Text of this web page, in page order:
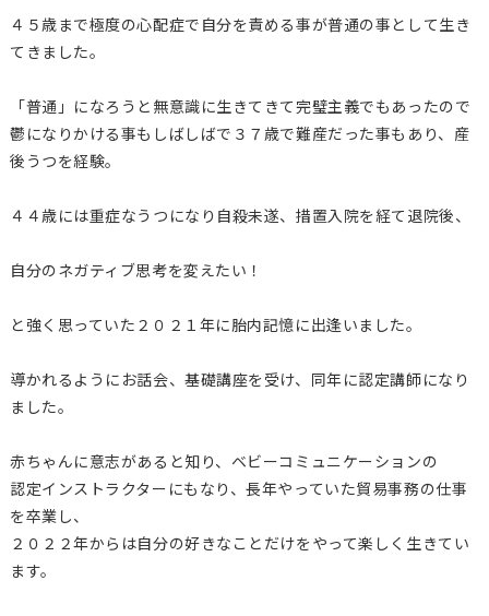
４５歳まで極度の心配症で自分を責める事が普通の事として生き
てきました。
「普通」になろうと無意識に生きてきて完璧主義でもあったので
鬱になりかける事もしばしばで３７歳で難産だった事もあり、産
後うつを経験。
４４歳には重症なうつになり自殺未遂、措置入院を経て退院後、
自分のネガティブ思考を変えたい！
と強く思っていた２０２１年に胎内記憶に出逢いました。
導かれるようにお話会、基礎講座を受け、同年に認定講師になり
ました。
赤ちゃんに意志があると知り、ベビーコミュニケーションの
認定インストラクターにもなり、長年やっていた貿易事務の仕事
を卒業し、
２０２２年からは自分の好きなことだけをやって楽しく生きてい
ます。